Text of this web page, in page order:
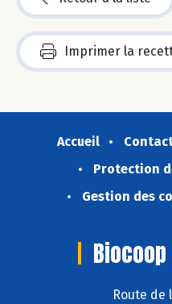
Imprimer la
Accueil
Protection
Gestion des
Route de